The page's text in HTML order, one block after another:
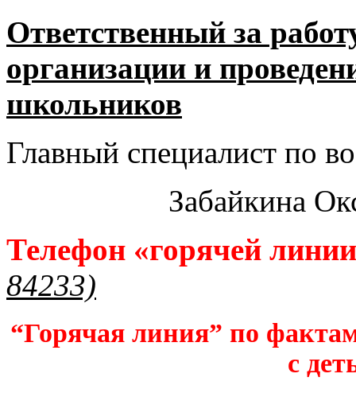
Ответственный за
организации и
школьников​
Главный специалист по
Забайкина
Телефон «горячей
84233)
“Горячая линия” по
с